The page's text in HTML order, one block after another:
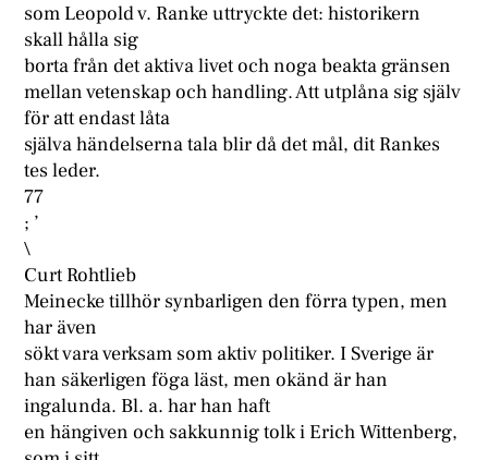
som Leopold v. Ranke uttryckte det: historikern
skall hålla sig
borta från det aktiva livet och noga beakta gränsen
mellan vetenskap och handling. Att utplåna sig själv
för att endast låta
själva händelserna tala blir då det mål, dit Rankes
tes leder.
77
; ’
\
Curt Rohtlieb
Meinecke tillhör synbarligen den förra typen, men
har även
sökt vara verksam som aktiv politiker. I Sverige är
han säkerligen föga läst, men okänd är han
ingalunda. Bl. a. har han haft
en hängiven och sakkunnig tolk i Erich Wittenberg,